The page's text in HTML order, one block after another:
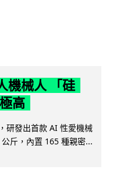
機械人 「硅
高
研發出首款 AI 性愛機械
斤，內置 165 種親密...